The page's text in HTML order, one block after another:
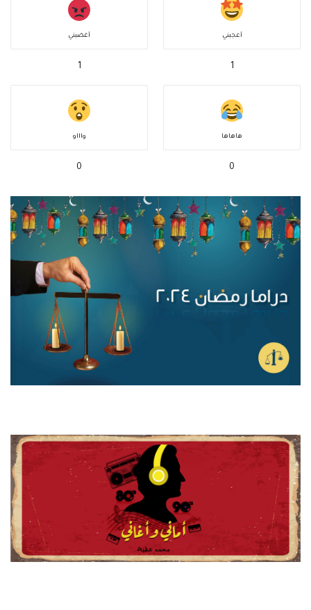
أعجبني
1
أغضبني
1
هاهاها
0
واااو
0